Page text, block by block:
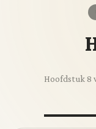
Hoofdstuk 8